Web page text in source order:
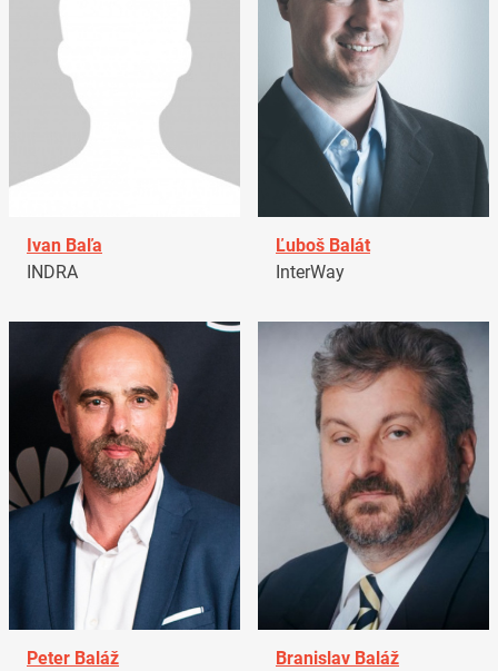
Ivan Baľa
INDRA
Ľuboš Balát
InterWay
Peter Baláž
Branislav Baláž